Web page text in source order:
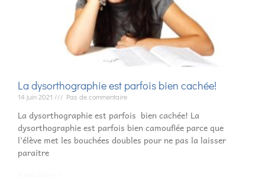
La dysorthographie est parfois bien cachée!
14 juin 2021 Pas de commentaire
La dysorthographie est parfois bien cachée! La
dysorthographie est parfois bien camouflée parce que
l’élève met les bouchées doubles pour ne pas la laisser
paraitre